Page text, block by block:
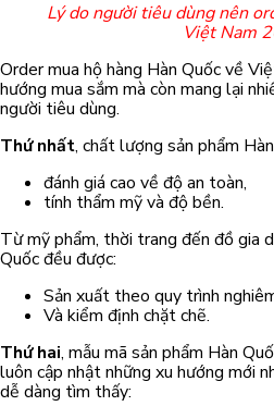
Lý do người tiêu dùng nên
Việt Nam
Order mua hộ hàng Hàn Quốc về
hướng mua sắm mà còn mang lại
người tiêu dùng.
Thứ nhất, chất lượng sản phẩm
đánh giá cao về độ an toàn,
tính thẩm mỹ và độ bền.
Từ mỹ phẩm, thời trang đến đồ gia
Quốc đều được:
Sản xuất theo quy trình
Và kiểm định chặt chẽ.
Thứ hai, mẫu mã sản phẩm Hàn
luôn cập nhật những xu hướng mới
dễ dàng tìm thấy: